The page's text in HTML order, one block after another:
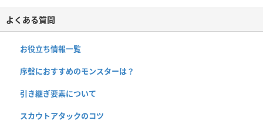
よくある質問
お役立ち情報一覧
序盤におすすめのモンスターは？
引き継ぎ要素について
スカウトアタックのコツ